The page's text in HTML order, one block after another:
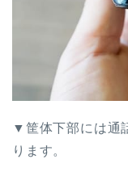
▼筐体下部には通
ります。